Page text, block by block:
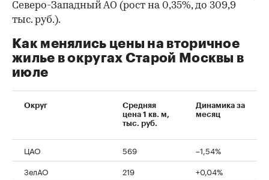
Северо-Западный АО (рост на 0,35%, до 309,9
тыс. руб.).
Как менялись цены на вторичное
жилье в округах Старой Москвы в
июле
Округ
Средняя
цена 1 кв. м,
тыс. руб.
Динамика за
месяц
ЦАО 569
–1,54%
ЗелАО
219
+0,04%